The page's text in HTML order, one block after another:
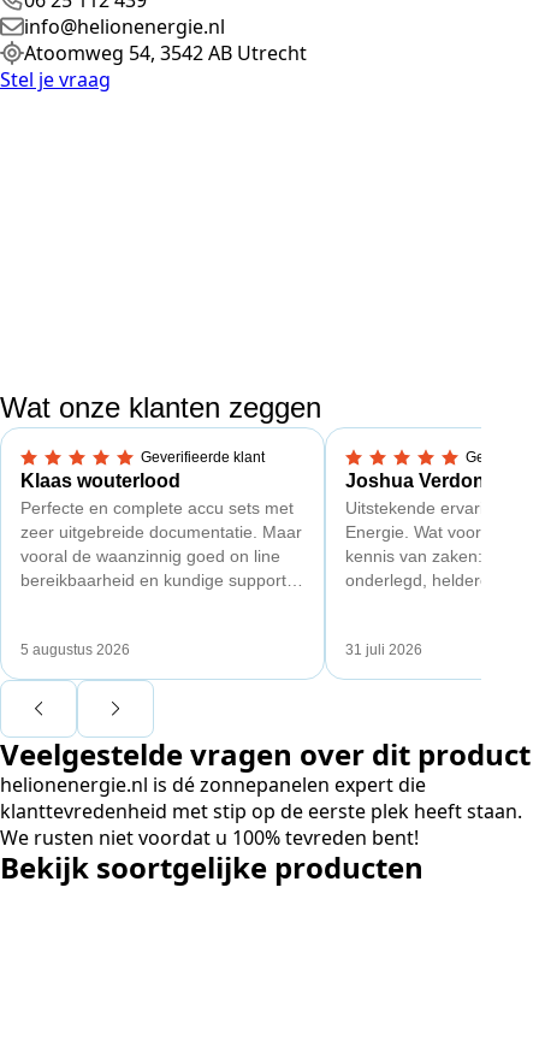
info@helionenergie.nl
Atoomweg 54, 3542 AB Utrecht
Stel je vraag
Wat onze klanten zeggen
Geverifieerde klant
5,0 van 5 sterren
Klaas wouterlood
Perfecte en complete accu sets met
zeer uitgebreide documentatie. Maar
vooral de waanzinnig goed on line
bereikbaarheid en kundige support
5 augustus 2026
5,0 van 5 sterren
Joshua Verdonk
Uitstekende ervaring
Energie. Wat vooral
kennis van zaken:
onderlegd, heldere
Ook de nazorg is
capaciteitsprobleem.
aansluiting via de
betekende een fors
en hoger vastrecht. Via
bereikten we hetzelfde
kwart van die kosten,
31 juli 2026
Veelgestelde vragen over dit product
helionenergie.nl is dé zonnepanelen expert die
klanttevredenheid met stip op de eerste plek heeft staan.
We rusten niet voordat u 100% tevreden bent!
Bekijk soortgelijke producten